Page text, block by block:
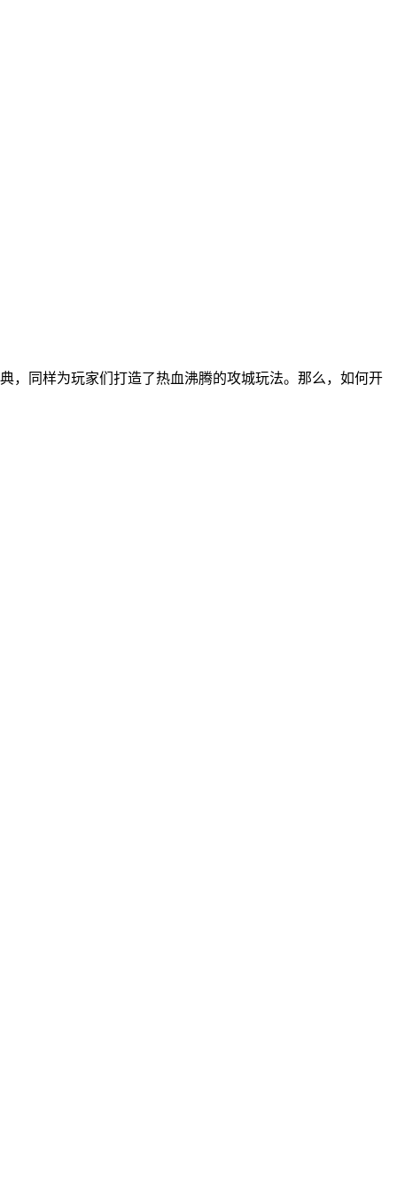
，同样为玩家们打造了热血沸腾的攻城玩法。那么，如何开